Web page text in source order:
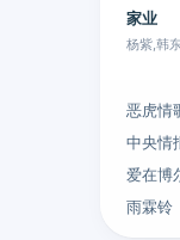
家业
杨紫,韩
恶虎情
中央情
爱在博
雨霖铃